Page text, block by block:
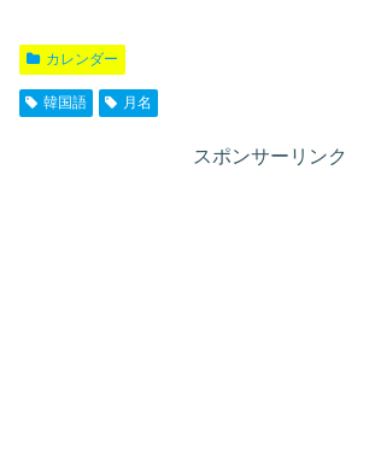
カレンダー
韓国語 月名
スポンサーリンク